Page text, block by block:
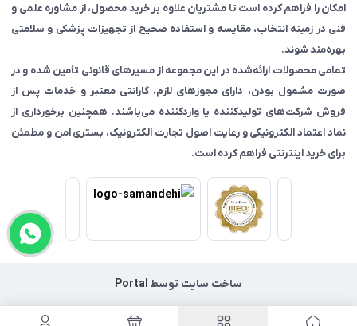
امکان را فراهم کرده است تا مشتریان علاوه بر خرید محصول، از مشاوره علمی و
فنی در زمینه انتخاب، مقایسه و استفاده صحیح از تجهیزات پزشکی و سلامتی
بهره‌مند شوند.
تمامی محصولات ارائه‌شده در این مجموعه از مسیرهای قانونی تأمین شده و در
صورت مشمول بودن، دارای مجوزهای لازم، گارانتی معتبر و خدمات پس از
فروش شرکت‌های تولیدکننده یا واردکننده می‌باشند. همچنین برخورداری از
نماد اعتماد الکترونیکی و رعایت اصول تجارت الکترونیک، بستری امن و مطمئن
برای خرید اینترنتی فراهم کرده است.
ساخت سایت توسط Portal